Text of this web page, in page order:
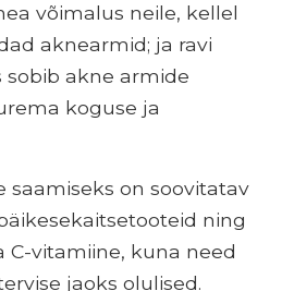
võimalus neile, kellel
aknearmid; ja ravi
sobib akne armide
koguse ja
on soovitatav
ning
C-vitamiine, kuna need
jaoks olulised.